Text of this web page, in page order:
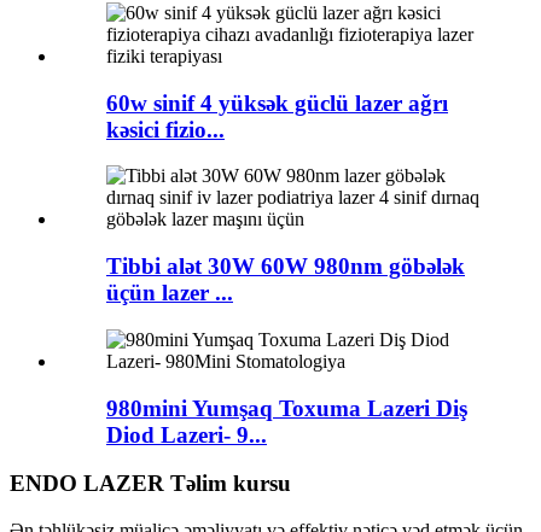
60w sinif 4 yüksək güclü lazer ağrı
kəsici fizio...
Tibbi alət 30W 60W 980nm göbələk
üçün lazer ...
980mini Yumşaq Toxuma Lazeri Diş
Diod Lazeri- 9...
ENDO LAZER Təlim kursu